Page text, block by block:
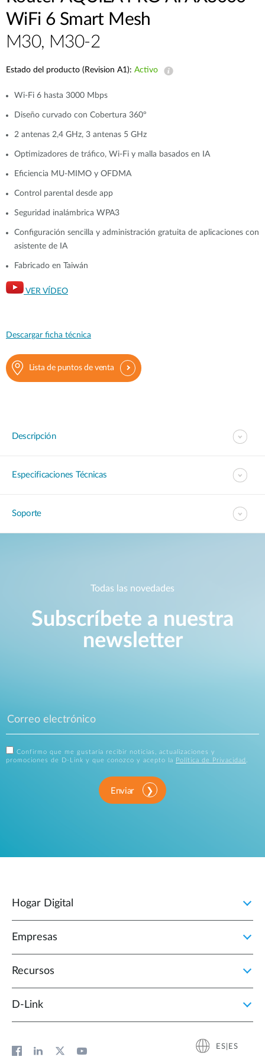
WiFi 6 Smart Mesh
M30, M30-2
Estado del producto (Revision A1): Activo
Wi-Fi 6 hasta 3000 Mbps
Diseño curvado con Cobertura 360º
2 antenas 2,4 GHz, 3 antenas 5 GHz
Optimizadores de tráfico, Wi-Fi y malla basados en IA
Eficiencia MU-MIMO y OFDMA
Control parental desde app
Seguridad inalámbrica WPA3
Configuración sencilla y administración gratuita de aplicaciones con
asistente de IA
Fabricado en Taiwán
VER VÍDEO
Descargar ficha técnica
Lista de puntos de venta
Descripción
Especificaciones Técnicas
Soporte
Todas las novedades
Subscríbete a nuestra
newsletter
Confirmo que me gustaría recibir noticias, actualizaciones y
promociones de D-Link y que conozco y acepto la
Política de Privacidad .
Enviar
Hogar Digital
Empresas
Recursos
D‑Link
ES|ES